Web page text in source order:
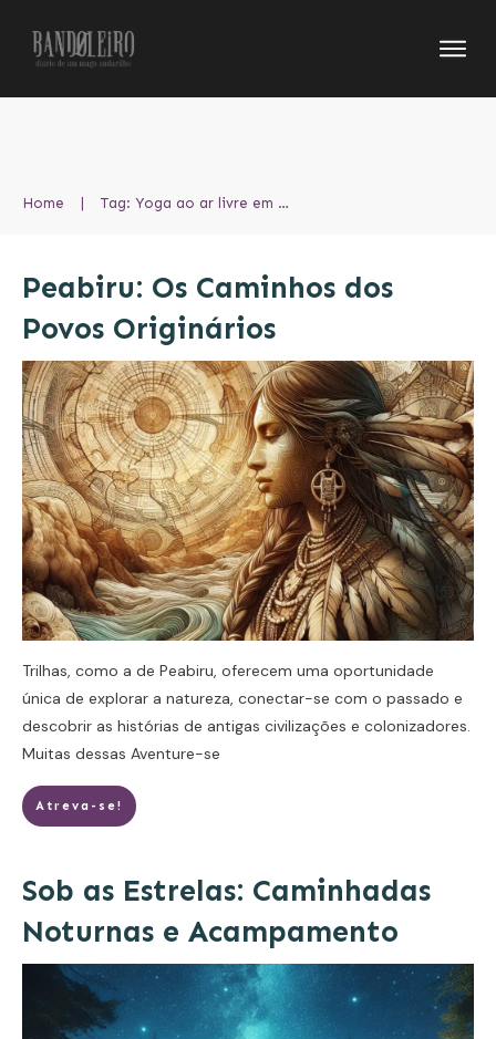
Home | Tag: Yoga ao ar livre em ambientes naturais
Peabiru: Os Caminhos dos
Povos Originários
Trilhas, como a de Peabiru, oferecem uma oportunidade
única de explorar a natureza, conectar-se com o passado e
descobrir as histórias de antigas civilizações e colonizadores.
Muitas dessas Aventure-se
Atreva-se!
Sob as Estrelas: Caminhadas
Noturnas e Acampamento